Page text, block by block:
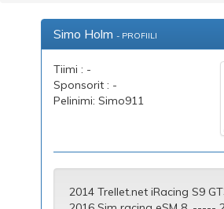
Simo Holm - PROFIILI
Tiimi : -
Sponsorit : -
Pelinimi: Simo911
2014 Trellet.net iRacing S9